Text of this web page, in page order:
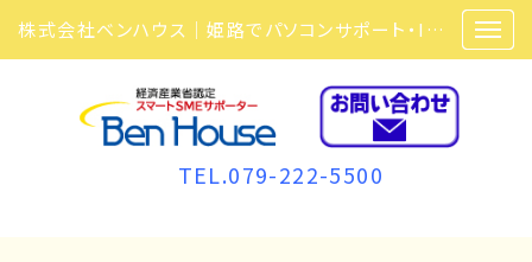
株式会社ベンハウス｜姫路でパソコンサポート・ITサポート・ITセキュリティ・複合機・ビジネスフォンなら弊社にお任せ
TEL.079-222-5500